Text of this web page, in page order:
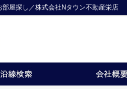
屋探し／株式会社Nタウン不動産栄店